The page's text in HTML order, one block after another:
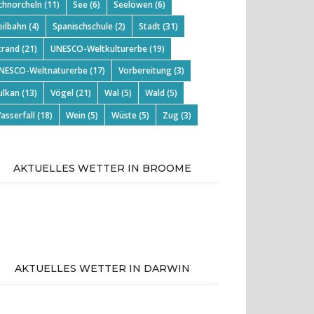
(11) See(6) Seelöwen (6)
(4) Spanischschule(2) Stadt(31)
(21) UNESCO-Weltkulturerbe(19)
Weltnaturerbe(17) Vorbereitung(3)
(13) Vögel(21) Wal(5) Wald (5)
(18) Wein (5) Wüste(5) Zug(3)
AKTUELLES WETTER IN BROOME
AKTUELLES WETTER IN DARWIN